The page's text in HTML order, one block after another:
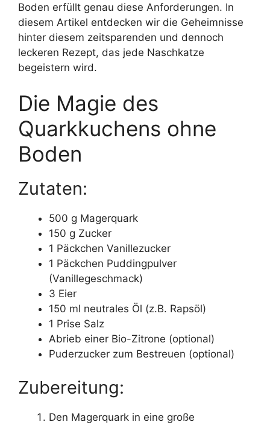
Boden erfüllt genau diese Anforderungen. In
diesem Artikel entdecken wir die Geheimnisse
hinter diesem zeitsparenden und dennoch
leckeren Rezept, das jede Naschkatze
begeistern wird.
Die Magie des
Quarkkuchens ohne
Boden
Zutaten:
500 g Magerquark
150 g Zucker
1 Päckchen Vanillezucker
1 Päckchen Puddingpulver
(Vanillegeschmack)
3 Eier
150 ml neutrales Öl (z.B. Rapsöl)
1 Prise Salz
Abrieb einer Bio-Zitrone (optional)
Puderzucker zum Bestreuen (optional)
Zubereitung:
Den Magerquark in eine große